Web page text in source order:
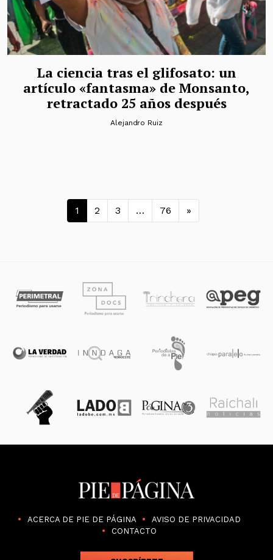
La ciencia tras el glifosato: un
artículo «fantasma» de Monsanto,
retractado 25 años después
Alejandro Ruiz
Navegación de entradas
1 2 3 … 76 »
ACERCA DE PIE DE PÁGINA
AVISO DE PRIVACIDAD
CONTACTO